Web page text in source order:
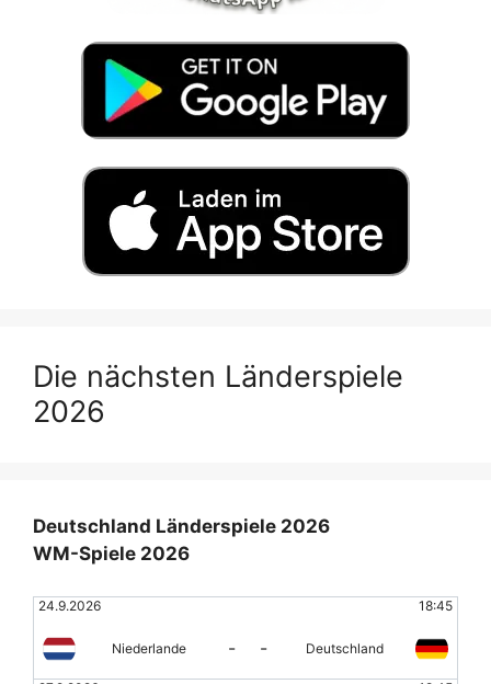
Die nächsten Länderspiele
2026
Deutschland Länderspiele 2026
WM-Spiele 2026
24.9.2026 18:45
Niederlande - - Deutschland